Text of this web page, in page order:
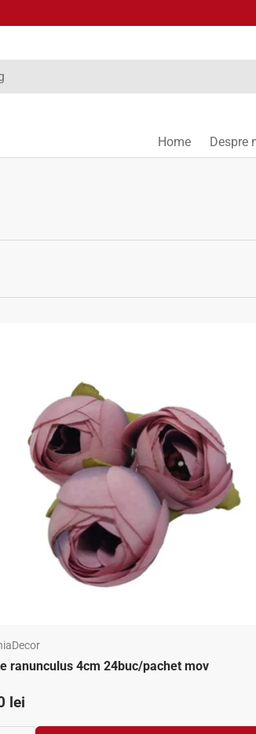
Home Despre
ranunculus 4cm 24buc/pachet mov
lei